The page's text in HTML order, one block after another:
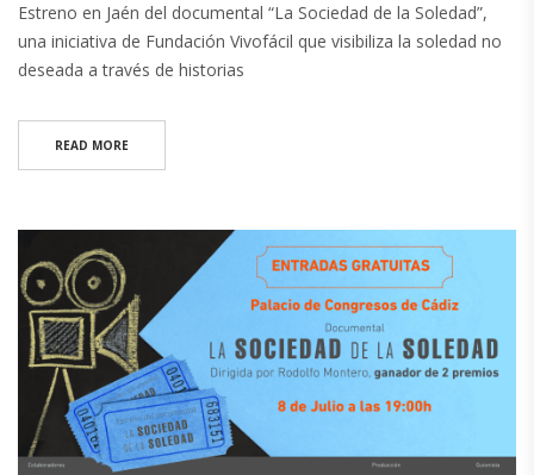
Estreno en Jaén del documental “La Sociedad de la Soledad”,
una iniciativa de Fundación Vivofácil que visibiliza la soledad no
deseada a través de historias
READ MORE